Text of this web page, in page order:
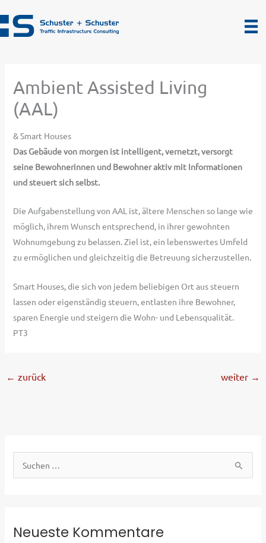
Inhalt
springen
Ambient Assisted Living
(AAL)
& Smart Houses
Das Gebäude von morgen ist intelligent, vernetzt, versorgt
seine Bewohnerinnen und Bewohner aktiv mit Informationen
und steuert sich selbst.
Die Aufgabenstellung von AAL ist, ältere Menschen so lange wie
möglich, ihrem Wunsch entsprechend, in ihrer gewohnten
Wohnumgebung zu belassen. Ziel ist, ein lebenswertes Umfeld
zu ermöglichen und gleichzeitig die Betreuung sicherzustellen.
Smart Houses, die sich von jedem beliebigen Ort aus steuern
lassen oder eigenständig steuern, entlasten ihre Bewohner,
sparen Energie und steigern die Wohn- und Lebensqualität.
PT3
← zurück weiter →
u
eNeueste Kommentare